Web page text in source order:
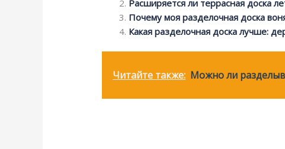
Расширяется ли террасная доска
Почему моя разделочная доска
Какая разделочная доска лучше:
Читайте также: Можно ли